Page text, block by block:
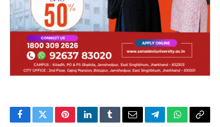
FacebookTwitterPinterestLinkedInTumblrEmailTelegramWhatsApp
Copy